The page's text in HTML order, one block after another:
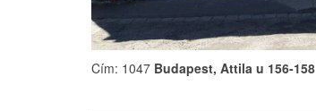
Cím: 1047 Budapest, Attila u 156-158